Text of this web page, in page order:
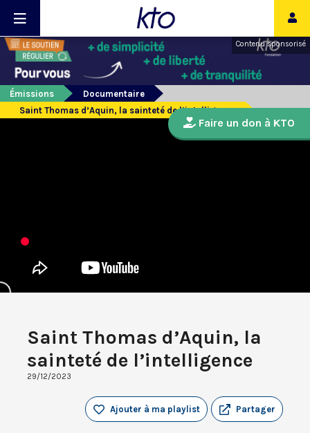
Contenu sponsorisé
Émissions
Documentaire
Saint Thomas d’Aquin, la sainteté de l’intelligence
Saint Thomas d’Aquin, la
sainteté de l’intelligence
29/12/2023
Partager
Ajouter à ma playlist
Faire un don à KTO